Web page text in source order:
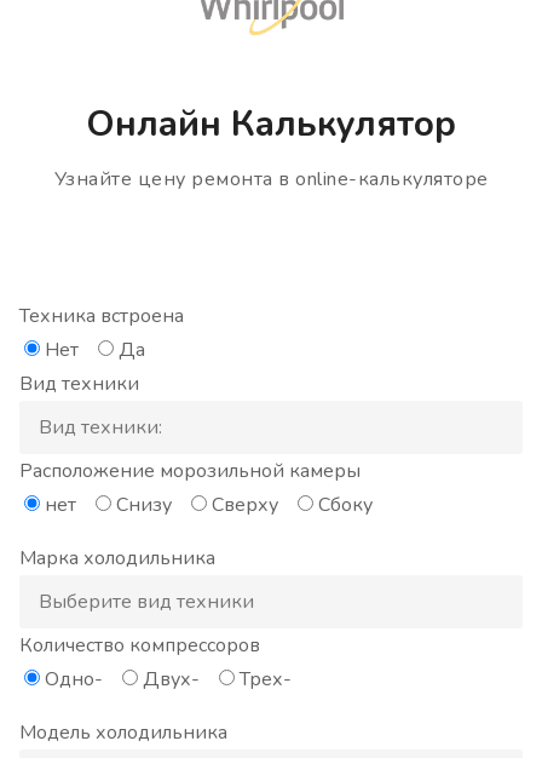
Онлайн Калькулятор
Узнайте цену ремонта в online-калькуляторе
Техника встроена
Нет
Да
Вид техники
Расположение морозильной камеры
нет
Снизу Сверху
Сбоку
Марка холодильника
Количество компрессоров
Одно-
Двух-
Трех-
Модель холодильника